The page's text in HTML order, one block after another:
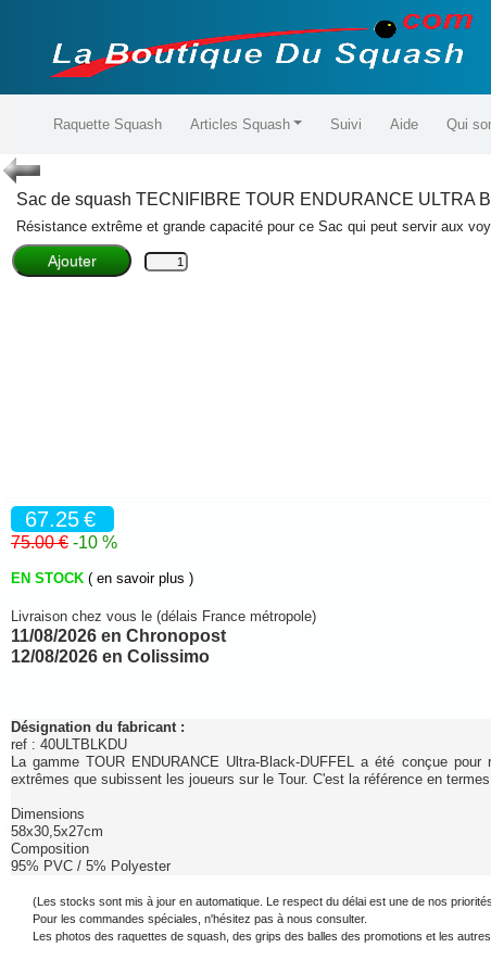
Raquette Squash Articles Squash Suivi Aide Qui
Sac de squash TECNIFIBRE TOUR ENDURANCE ULTRA
Résistance extrême et grande capacité pour ce Sac qui peut servir aux
67.25 €
75.00 € -10 %
EN STOCK ( en savoir plus )
Livraison chez vous le (délais France métropole)
11/08/2026 en Chronopost
12/08/2026 en Colissimo
Désignation du fabricant :
ref : 40ULTBLKDU
La gamme TOUR ENDURANCE Ultra-Black-DUFFEL a été conçue pour
extrêmes que subissent les joueurs sur le Tour. C'est la référence en
Dimensions
58x30,5x27cm
Composition
95% PVC / 5% Polyester
(Les stocks sont mis à jour en automatique. Le respect du délai est une de nos
Pour les commandes spéciales, n'hésitez pas à nous consulter.
Les photos des raquettes de squash, des grips des balles des promotions et les